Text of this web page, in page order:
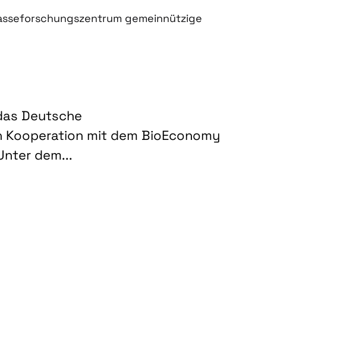
gemeinnützige
Deutsche
mit dem BioEconomy
dem...
für biobasierte Produkte und Kraftstoffe"